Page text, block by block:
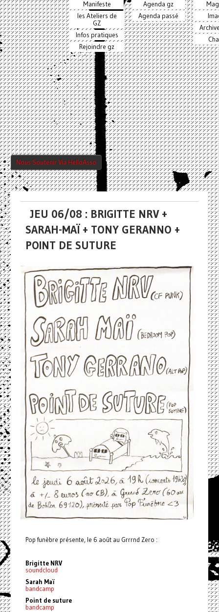
Manifeste
les Ateliers de
GZ
Infos pratiques
Rejoindre gz
Agenda gz
Agenda passé
Nous Soutenir Via HelloAsso
JEU 06/08 : BRIGITTE NRV +
SARAH-MAÏ + TONY GERANNO +
POINT DE SUTURE
Pop funèbre présente, le 6 août au Grrrnd Zero :
Brigitte NRV
soundcloud
Sarah Maï
bandcamp
Point de suture
bandcamp